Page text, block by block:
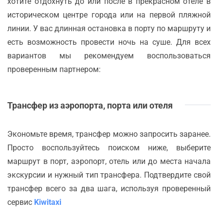
историческом центре города или на первой пляжной
линии. У вас длинная остановка в порту по маршруту и
есть возможность провести ночь на суше. Для всех
вариантов мы рекомендуем воспользоваться
проверенным партнером:
Трансфер из аэропорта, порта или отеля
Экономьте время, трансфер можно запросить заранее.
Просто воспользуйтесь поиском ниже, выберите
маршрут в порт, аэропорт, отель или до места начала
экскурсии и нужный тип трансфера. Подтвердите свой
трансфер всего за два шага, используя проверенный
сервис Kiwitaxi